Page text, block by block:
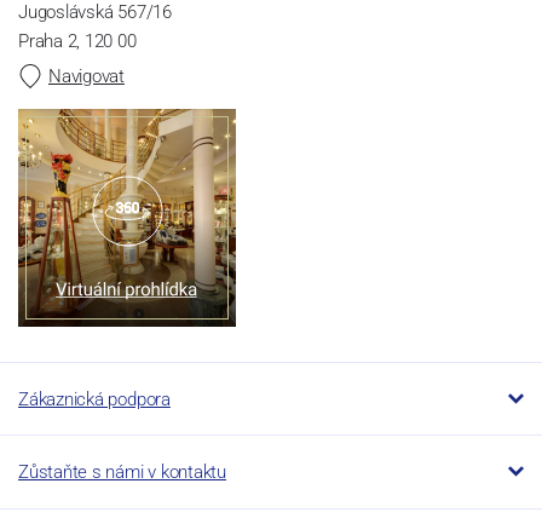
Jugoslávská 567/16
Praha 2, 120 00
Navigovat
Zákaznická podpora
Zůstaňte s námi v kontaktu